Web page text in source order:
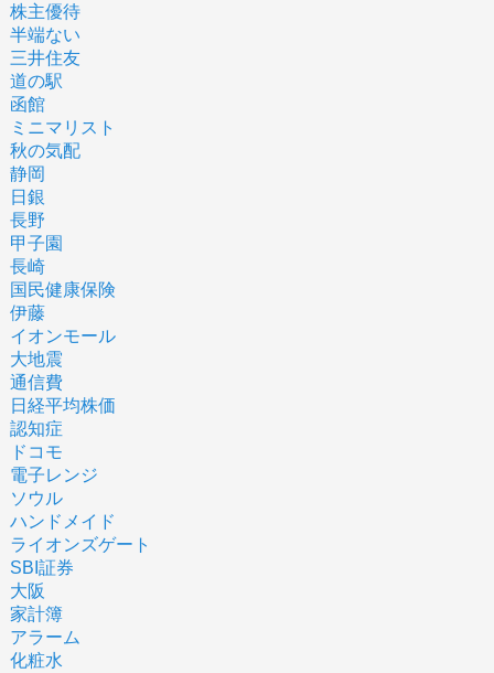
株主優待
半端ない
三井住友
道の駅
函館
ミニマリスト
秋の気配
静岡
日銀
長野
甲子園
長崎
国民健康保険
伊藤
イオンモール
大地震
通信費
日経平均株価
認知症
ドコモ
電子レンジ
ソウル
ハンドメイド
ライオンズゲート
SBI証券
大阪
家計簿
アラーム
化粧水